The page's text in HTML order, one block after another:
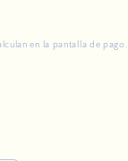
en la pantalla de pago.